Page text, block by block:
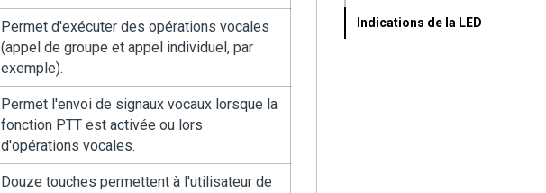
Permet d'exécuter des opérations vocales
(appel de groupe et appel individuel, par
exemple).
Permet l'envoi de signaux vocaux lorsque la
fonction PTT est activée ou lors
d'opérations vocales.
Douze touches permettent à l'utilisateur de
Indications de la LED